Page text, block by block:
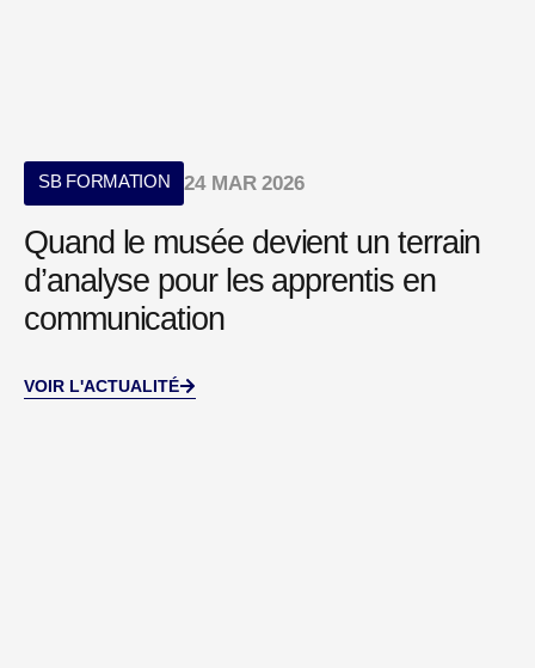
SB FORMATION 24 MAR 2026
Quand le musée devient un terrain
d’analyse pour les apprentis en
communication
VOIR L'ACTUALITÉ